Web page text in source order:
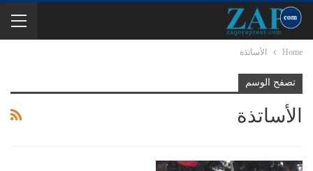
Home الأساتذة
تصفح الوسم
الأساتذة